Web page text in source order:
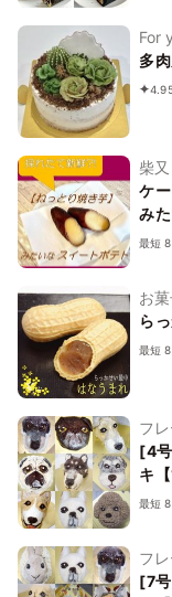
For
多
柴
ケ
み
中
最短
お
ら
最短
フ
[4
キ
最短
フ
[7